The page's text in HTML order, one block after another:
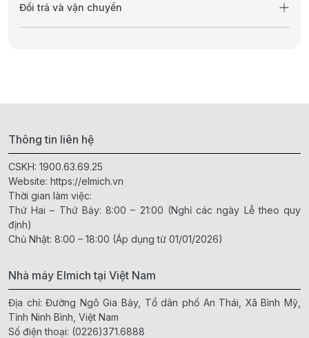
Đổi trả và vận chuyển
Thông tin liên hệ
CSKH: 1900.63.69.25
Website: https://elmich.vn
Thời gian làm việc:
Thứ Hai – Thứ Bảy: 8:00 – 21:00 (Nghỉ các ngày Lễ theo quy
định)
Chủ Nhật: 8:00 – 18:00 (Áp dụng từ 01/01/2026)
Nhà máy Elmich tại Việt Nam
Địa chỉ: Đường Ngô Gia Bảy, Tổ dân phố An Thái, Xã Bình Mỹ,
Tỉnh Ninh Bình, Việt Nam
Số điện thoại: (0226)371.6888